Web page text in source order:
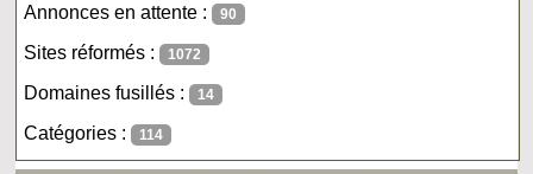
Annonces en attente : 90
Sites réformés : 1072
Domaines fusillés : 14
Catégories : 114